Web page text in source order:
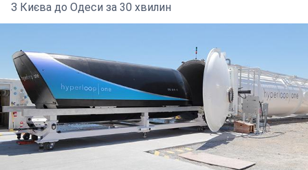
З Києва до Одеси за 30 хвилин